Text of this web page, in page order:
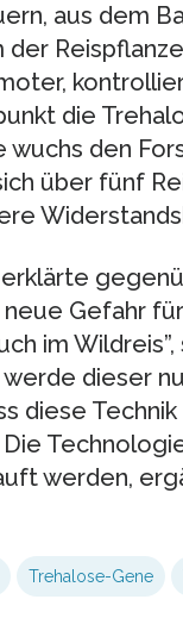
aus dem
der
die
den
über fünf
Gefahr
im
dieser
diese
werden,
Trehalose-Gene